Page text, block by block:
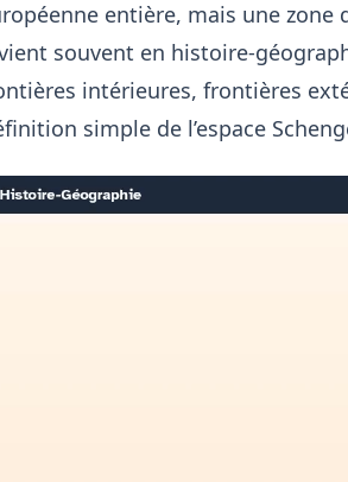
entière, mais une
souvent en histoire-
intérieures, frontières
simple de l’espace